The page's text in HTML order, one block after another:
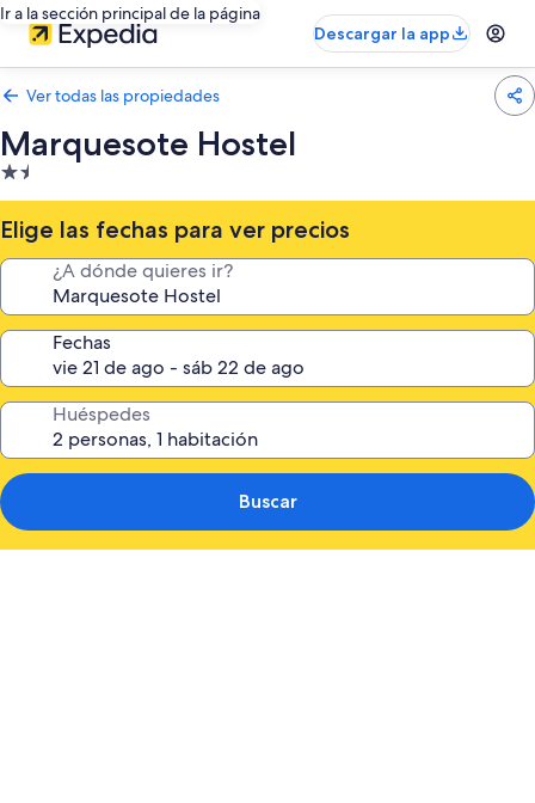
Ir a la sección principal de la página
Descargar la app
Ver todas las propiedades
Marquesote Hostel
Propiedad
de
1.5
estrellas
Elige las fechas para ver precios
¿A dónde quieres ir?
Fechas
Huéspedes
Buscar